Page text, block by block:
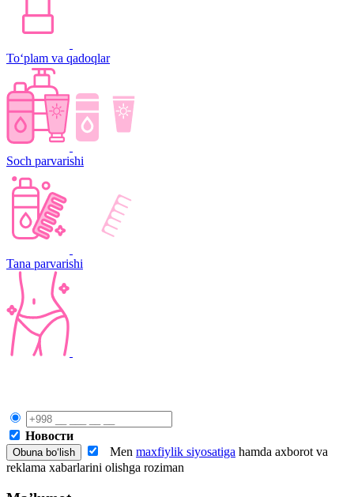
To‘plam va qadoqlar
Soch parvarishi
Tana parvarishi
Новости
Men maxfiylik siyosatiga hamda axborot va
reklama xabarlarini olishga roziman